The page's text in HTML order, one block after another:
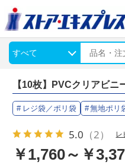
【10枚】PVCクリアビニ
レジ袋／ポリ袋 無地ポリ
5.0 （2） レ
￥1,760～￥